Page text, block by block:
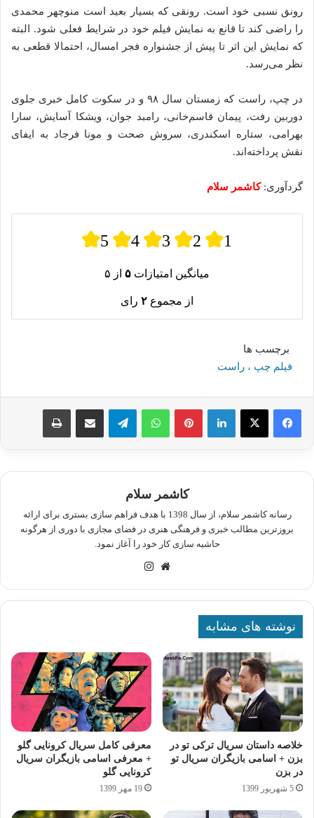
رونق نسبی خود است. رونقی که بسیار بعید است منوچهر محمدی
را راضی کند تا قانع به نمایش فیلم خود در شرایط فعلی شود. البته
که نمایش این اثر تا پیش از جشنواره فجر امسال، احتمالا قطعی به
نظر می‌رسد.
در چپ، راست که زمستان سال ۹۸ و در سکوت کامل خبری جلوی
دوربین رفت، پیمان قاسم‌خانی، رامبد جوان، ویشکا آسایش، سارا
بهرامی، ستاره اسکندری، سروش صحت و مونا فرجاد به ایفای
نقش پرداخته‌اند.
گردآوری:کاشمر سلام
5 4 3 2 1
میانگین امتیازات ۵ از ۵
از مجموع ۲ رای
برچسب ها
فیلم چپ ، راست
لینکدین پینترستواتس آپ تلگرام اشتراک گذاری از طریق ایمیل چاپ
کاشمر سلام
رسانه کاشمر سلام، از سال 1398 با هدف فراهم سازی بستری برای ارائه
بروزترین مطالب خبری و فرهنگی هنری در فضای مجازی با دوری از هرگونه
حاشیه سازی کار خود را آغاز نمود.
وبسایت
نوشته های مشابه
خلاصه داستان سریال ترکی تو در
بزن + اسامی بازیگران سریال تو
در بزن
5 شهریور 1399
معرفی کامل سریال کرونایی گلو
+ معرفی اسامی بازیگران سریال
کرونایی گلو
19 مهر 1399